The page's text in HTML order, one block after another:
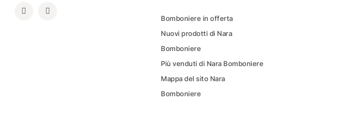
Bomboniere in offerta
Nuovi prodotti di Nara
Bomboniere
Più venduti di Nara Bomboniere
Mappa del sito Nara
Bomboniere